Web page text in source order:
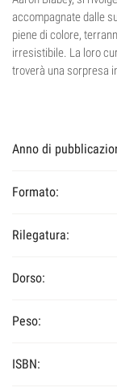
accompagnate dalle
piene di colore,
irresistibile. La loro
troverà una sorpresa
Anno di
Formato:
Rilegatura:
Dorso:
Peso:
ISBN: